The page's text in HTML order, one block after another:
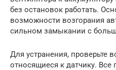
без остановок работать.
возможности возгорания
сильном замыкании с
Для устранения, проверьте
относящиеся к датчику.